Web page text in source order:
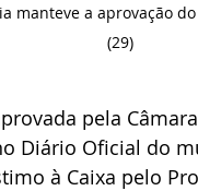
manteve a aprovação
(29)
pela
Diário Oficial do
à Caixa pelo